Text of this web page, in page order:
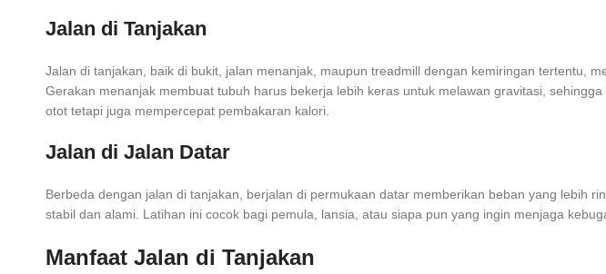
Jalan di Tanjakan
Jalan di tanjakan, baik di bukit, jalan menanjak, maupun treadmill dengan kemiringan tertentu,
Gerakan menanjak membuat tubuh harus bekerja lebih keras untuk melawan gravitasi,
otot tetapi juga mempercepat pembakaran kalori.
Jalan di Jalan Datar
Berbeda dengan jalan di tanjakan, berjalan di permukaan datar memberikan beban yang lebih
stabil dan alami. Latihan ini cocok bagi pemula, lansia, atau siapa pun yang ingin menjaga
Manfaat Jalan di Tanjakan